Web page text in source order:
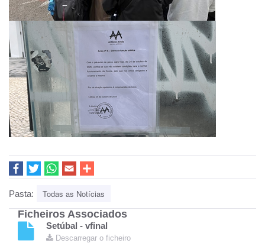
Pasta: Todas as Notícias
Ficheiros Associados
Setúbal - vfinal
Descarregar o ficheiro